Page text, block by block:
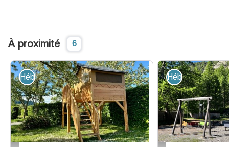
À proximité 6
Hébergement - Restauration Hébergement -